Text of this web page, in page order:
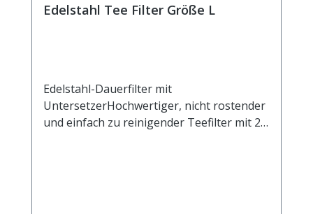
Edelstahl Tee Filter Größe L
Edelstahl-Dauerfilter mit
UntersetzerHochwertiger, nicht rostender
und einfach zu reinigender Teefilter mit 2